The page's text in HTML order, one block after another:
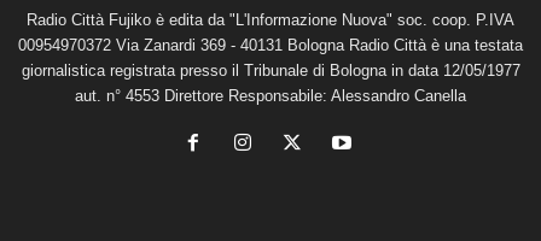
Radio Città Fujiko è edita da "L'Informazione Nuova" soc. coop. P.IVA
00954970372 Via Zanardi 369 - 40131 Bologna Radio Città è una testata
giornalistica registrata presso il Tribunale di Bologna in data 12/05/1977
aut. n° 4553 Direttore Responsabile: Alessandro Canella